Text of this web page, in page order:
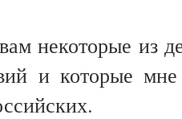
некоторые из
и которые